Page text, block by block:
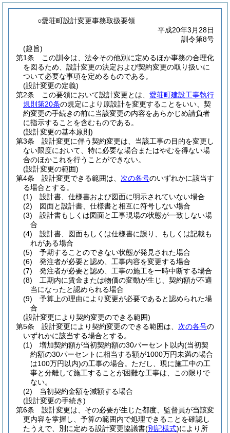
○愛荘町設計変更事務取扱要領
平成20年3月28日
訓令第8号
(趣旨)
第1条
この訓令は、法令その他別に定めるほか事務の合理化
を図るため、設計変更の決定および契約変更の取り扱いに
ついて必要な事項を定めるものである。
(設計変更の定義)
第2条
この要領において設計変更とは、 愛荘町建設工事執行
規則第20条の規定により原設計を変更することをいい、契
約変更の手続きの前に当該変更の内容をあらかじめ請負者
に指示することを含むものである。
(設計変更の基本原則)
第3条
設計変更に伴う契約変更は、当該工事の目的を変更し
ない限度において、特に必要な場合またはやむを得ない場
合のほかこれを行うことができない。
(設計変更の範囲)
第4条
設計変更できる範囲は、 次の各号のいずれかに該当す
る場合とする。
(1)
設計書、仕様書および図面に明示されていない場合
(2)
図面と設計書、仕様書と相互に符号しない場合
(3)
設計書もしくは図面と工事現場の状態が一致しない場
合
(4)
設計書、図面もしくは仕様書に誤り、もしくは記載も
れがある場合
(5)
予期することのできない状態が発見された場合
(6)
発注者が必要と認め、工事内容を変更する場合
(7)
発注者が必要と認め、工事の施工を一時中断する場合
(8)
工期内に賃金または物価の変動が生じ、契約額が不適
当になったと認められる場合
(9)
予算上の理由により変更が必要であると認められた場
合
(設計変更により契約変更のできる範囲)
第5条
設計変更により契約変更のできる範囲は、 次の各号の
いずれかに該当する場合とする。
(1)
増加契約額が当初契約額の30パーセント以内(当初契
約額の30パーセントに相当する額が1000万円未満の場合
は100万円以内)の工事の場合。 ただし、現に施工中の工
事と分離して施工することが困難な工事は、この限りで
ない。
(2)
当初契約金額を減額する場合
(設計変更の手続き)
第6条
設計変更は、その必要が生じた都度、監督員が当該変
更内容を掌握し、予算の範囲内で処理できることを確認し
たうえで、別に定める設計変更協議書(別記様式)により所